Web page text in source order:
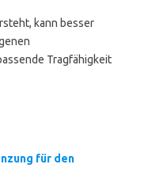
kann besser
Tragfähigkeit
für den